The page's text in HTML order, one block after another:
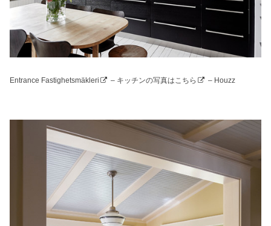
Entrance Fastighetsmäkleri – キッチンの写真はこちら – Houzz